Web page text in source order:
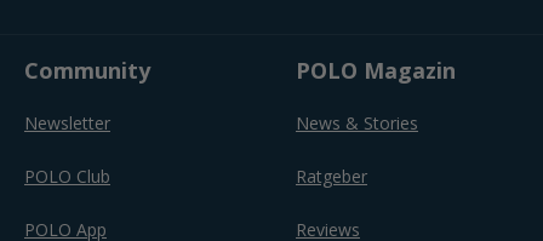
Community
Newsletter
POLO Club
POLO App
POLO Magazin
News & Stories
Ratgeber
Reviews